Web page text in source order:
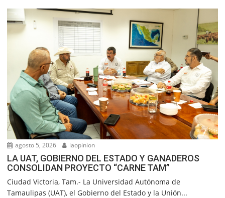
agosto 5, 2026 laopinion
LA UAT, GOBIERNO DEL ESTADO Y GANADEROS
CONSOLIDAN PROYECTO “CARNE TAM”
Ciudad Victoria, Tam.- La Universidad Autónoma de
Tamaulipas (UAT), el Gobierno del Estado y la Unión...